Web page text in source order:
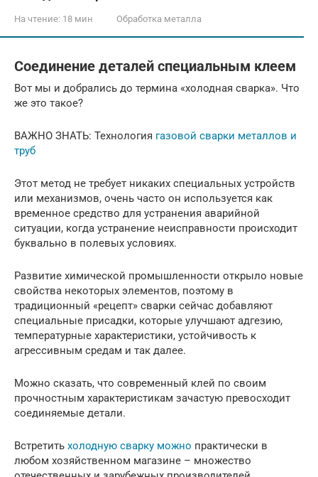
На чтение: 18 мин Обработка металла
Соединение деталей специальным клеем
Вот мы и добрались до термина «холодная сварка». Что
же это такое?
ВАЖНО ЗНАТЬ: Технология газовой сварки металлов и
труб
Этот метод не требует никаких специальных устройств
или механизмов, очень часто он используется как
временное средство для устранения аварийной
ситуации, когда устранение неисправности происходит
буквально в полевых условиях.
Развитие химической промышленности открыло новые
свойства некоторых элементов, поэтому в
традиционный «рецепт» сварки сейчас добавляют
специальные присадки, которые улучшают адгезию,
температурные характеристики, устойчивость к
агрессивным средам и так далее.
Можно сказать, что современный клей по своим
прочностным характеристикам зачастую превосходит
соединяемые детали.
Встретить холодную сварку можно практически в
любом хозяйственном магазине – множество